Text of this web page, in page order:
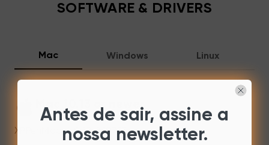
SOFTWARE & DRIVERS
Mac Windows Linux
Mac 10.13 or newer
XPPenMac_4.0.18_260723
Antes de sair, assine a
nossa newsletter.